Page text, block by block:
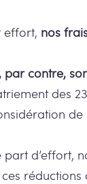
effort, nos
par contre,
des
de
d’effort,
réductions